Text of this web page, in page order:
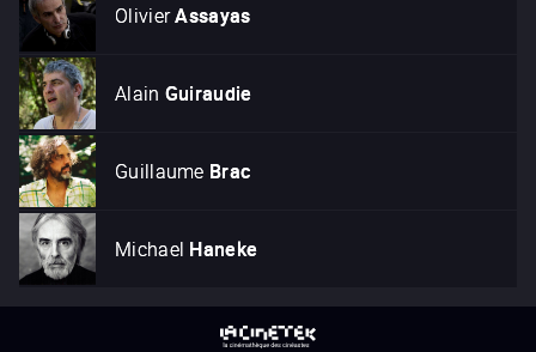
OlivierAssayas
Alain Guiraudie
Guillaume Brac
Michael Haneke